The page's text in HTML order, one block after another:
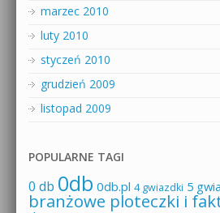
marzec 2010
luty 2010
styczeń 2010
grudzień 2009
listopad 2009
POPULARNE TAGI
0 db 0db 0db.pl 4 gwiazdki 5
branżowe ploteczki i